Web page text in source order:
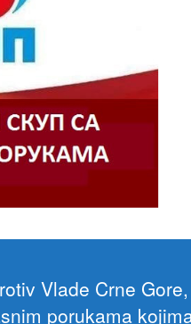
Vlade Crne Gore,
porukama